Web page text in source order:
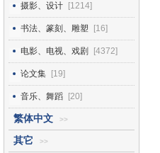
摄影、设计 [1214]
书法、篆刻、雕塑 [16]
电影、电视、戏剧 [4372]
论文集 [19]
音乐、舞蹈 [20]
繁体中文 >>
其它 >>